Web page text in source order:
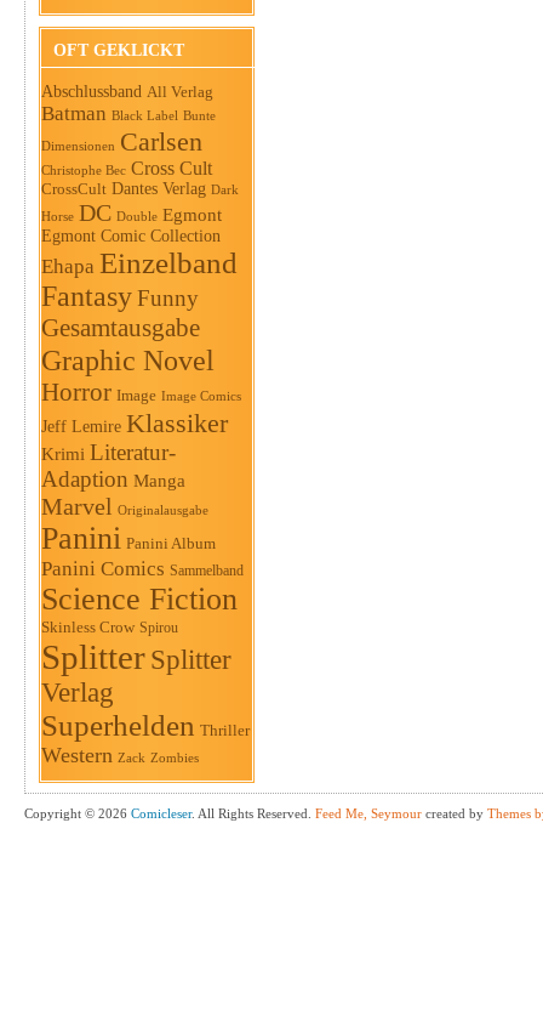
OFT GEKLICKT
Abschlussband All Verlag
Batman Black Label Bunte
Dimensionen Carlsen
Christophe Bec Cross Cult
CrossCult Dantes Verlag Dark
Horse DC Double Egmont
Egmont Comic Collection
Ehapa Einzelband
FantasyFunny
Gesamtausgabe
Graphic Novel
Horror Image Image Comics
Jeff Lemire Klassiker
Krimi Literatur-
Adaption Manga
Marvel Originalausgabe
Panini Panini Album
Panini Comics Sammelband
Science Fiction
Skinless Crow Spirou
Splitter Splitter
Verlag
Superhelden Thriller
Western Zack Zombies
Copyright © 2026 Comicleser. All Rights Reserved. Feed Me, Seymour created by Themes